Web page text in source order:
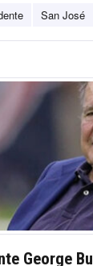
San José
George